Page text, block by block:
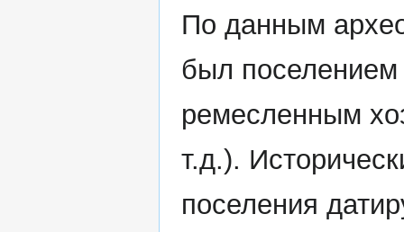
По данным
был
ремесленным
т.д.).
поселения